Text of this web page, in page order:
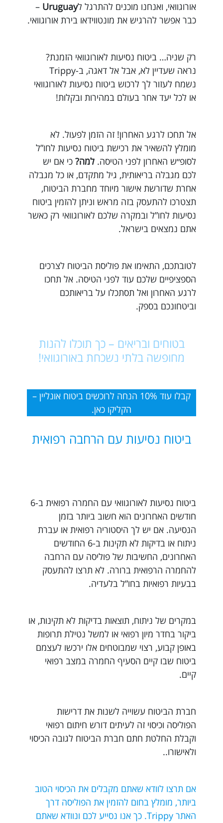
אורוגוואי, ואנחנו מוכנים להתרגל לUruguay
–
כבר אפשר להרגיש את מונטווידאו בירת אורוגוואי.
רק שניה… ביטוח נסיעות לאורוגוואי הזמנת?
נראה שעדיין לא, אבל אל דאגה, ב-Trippy
נשמח לעזור לך לרכוש ביטוח נסיעות לאורוגוואי
או לכל יעד אחר בעולם במהירות ובקלות!
אל תחכו לרגע האחרון! זה הזמן לפעול. לא
מומלץ להשאיר את רכישת ביטוח נסיעות לחו”ל
לסופ״ש האחרון לפני הטיסה. למה? כי אם יש
לכם מגבלה בריאותית, גיל מתקדם, או כל מגבלה
אחרת שדורשת אישור מיוחד מחברת הביטוח,
תצטרכו להתעסק בזה מראש וניתן להזמין ביטוח
נסיעות לחו”ל ובמקרה שלכם לאורוגוואי רק כאשר
אתם נמצאים בישראל.
לטובתכם, התאימו את פוליסת הביטוח לצרכים
הספציפיים שלכם עוד לפני הטיסה. אל תחכו
לרגע האחרון ואל תסתכלו על בריאותכם
וביטחונכם בספק.
בטוחים ובריאים – כך תוכלו להנות
מחופשה בלתי נשכחת באורוגוואי!
קבלו עוד 10% הנחה לרוכשים ביטוח אונליין –
הקליקו כאן.
ביטוח נסיעות עם הרחבה רפואית
ביטוח נסיעות לאורוגוואי עם החמרה רפואית ב-6
חודשים האחרונים הוא חשוב ביותר בזמן
הנסיעה. אם יש לך היסטוריה רפואית או עברת
ניתוח או בדיקות לא תקינות ב-6 החודשים
האחרונים, החשיבות של פוליסה עם הרחבה
להחמרה הרפואית ברורה. לא תרצו להתעסק
בבעיות רפואיות בחו”ל בלעדיה.
במקרים של ניתוח, תוצאות בדיקות לא תקינות, או
ביקור בחדר מיון רפואי או למשל נטילת תרופות
באופן קבוע, רצוי שמבוטחים אלו ירכשו לעצמם
ביטוח שבו קיים הסעיף החמרה במצב רפואי
קיים.
חברת הביטוח עשוייה לשנות את דרישות
הפוליסה וכיסוי זה לעיתים דורש חיתום רפואי
וקבלת החלטת חתם חברת הביטוח לגובה הכיסוי
ולאישורו..
אם תרצו לוודא שאתם מקבלים את הכיסוי הטוב
ביותר, מומלץ בחום להזמין את הפוליסה דרך
האתר Trippy. כך אנו נסייע לכם ונוודא שאתם